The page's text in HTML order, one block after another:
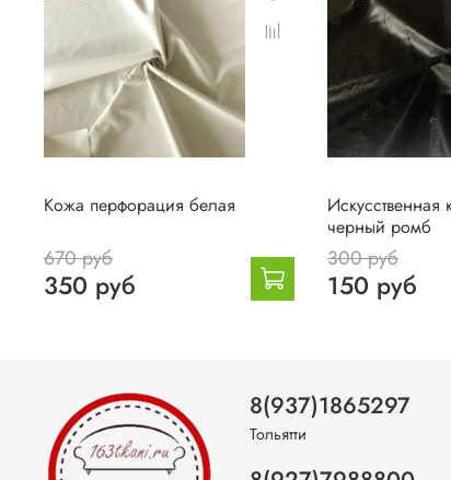
Кожа перфорация белая
670 руб
350 руб
Искусственная
черный ромб
300 руб
150 руб
8(937)1865297
Тольятти